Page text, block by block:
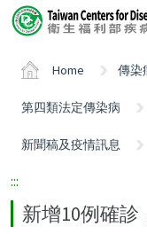
Center
block
Home 傳染
第四類法定傳染病
新聞稿及疫情訊息
:::
新增10例確診